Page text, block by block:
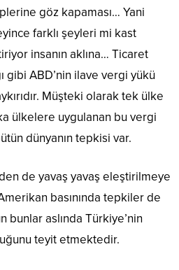
göz kapaması… Yani
farklı şeyleri mi kast
insanın aklına… Ticaret
gibi ABD’nin ilave vergi yükü
Müşteki olarak tek ülke
ülkelere uygulanan bu vergi
dünyanın tepkisi var.
de yavaş yavaş eleştirilmeye
basınında tepkiler de
bunlar aslında Türkiye’nin
teyit etmektedir.